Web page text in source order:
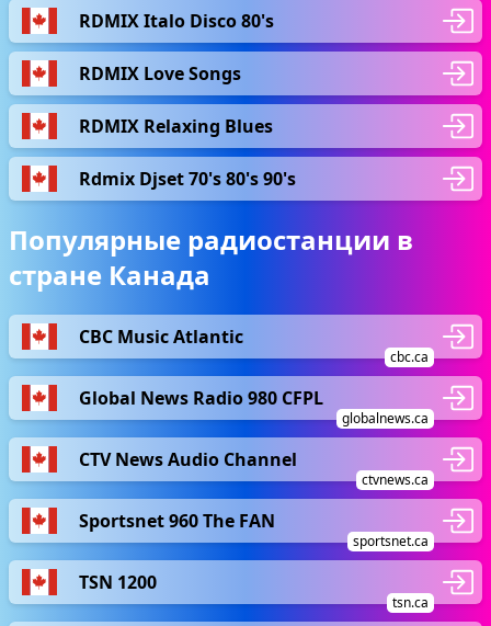
RDMIX Italo Disco 80's
RDMIX Love Songs
RDMIX Relaxing Blues
Rdmix Djset 70's 80's 90's
Популярные радиостанции в
стране Канада
CBC Music Atlantic
cbc.ca
Global News Radio 980 CFPL
globalnews.ca
CTV News Audio Channel
ctvnews.ca
Sportsnet 960 The FAN
sportsnet.ca
TSN 1200
tsn.ca